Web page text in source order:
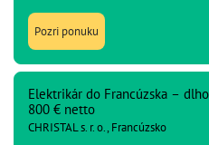
Pozri ponuku
Elektrikár do Francúzska –
800 € netto
CHRISTAL s. r. o., Francúzsko